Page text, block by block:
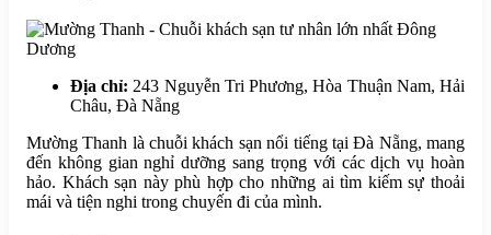
Địa chỉ: 243 Nguyễn Tri Phương, Hòa Thuận Nam, Hải
Châu, Đà Nẵng
Mường Thanh là chuỗi khách sạn nổi tiếng tại Đà Nẵng, mang
đến không gian nghỉ dưỡng sang trọng với các dịch vụ hoàn
hảo. Khách sạn này phù hợp cho những ai tìm kiếm sự thoải
mái và tiện nghi trong chuyến đi của mình.